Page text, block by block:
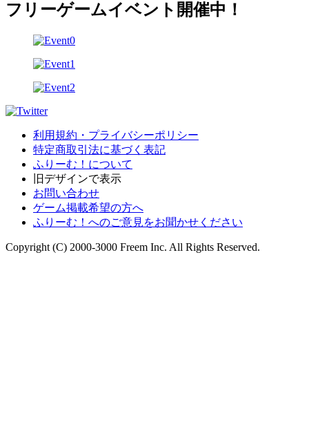
フリーゲームイベント開催中！
利用規約・プライバシーポリシー
特定商取引法に基づく表記
ふりーむ！について
旧デザインで表示
お問い合わせ
ゲーム掲載希望の方へ
ふりーむ！へのご意見をお聞かせください
Copyright (C) 2000-3000 Freem Inc. All Rights Reserved.